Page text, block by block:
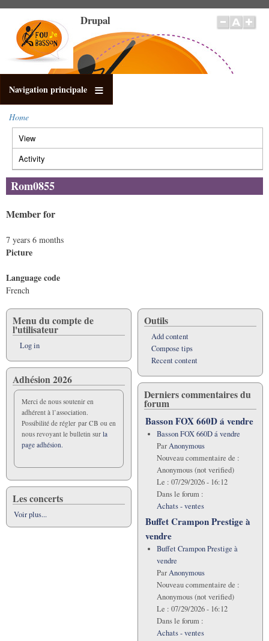
main
content
Drupal
Navigation principale
Breadcrumb
Home
Primary
tabs
View
tab)
Activity
Rom0855
Member for
7 years 6 months
Picture
Language code
French
Menu du compte de
l'utilisateur
Log in
Adhésion 2026
Merci de nous soutenir en
adhérent à l’association.
Possibilité de régler par CB ou en
nous revoyant le bulletin sur la
page adhésion.
Les concerts
Voir plus...
Outils
Add content
Compose tips
Recent content
Derniers commentaires du
forum
Basson FOX 660D á vendre
Basson FOX 660D á vendre
ParAnonymous
Nouveau commentaire de :
Anonymous (not verified)
Le : 07/29/2026 - 16:12
Dans le forum :
Achats - ventes
Buffet Crampon Prestige à
vendre
Buffet Crampon Prestige à
vendre
ParAnonymous
Nouveau commentaire de :
Anonymous (not verified)
Le : 07/29/2026 - 16:12
Dans le forum :
Achats - ventes